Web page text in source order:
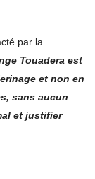
par la
Touadera est
et non en
sans aucun
et justifier